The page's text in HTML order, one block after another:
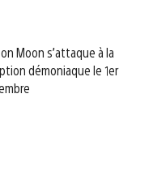
Moon s’attaque à la
démoniaque le 1er